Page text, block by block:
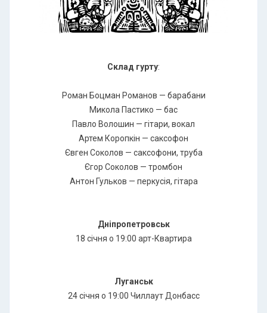
Склад гурту:
Роман Боцман Романов — барабани
Микола Пастико — бас
Павло Волошин — гітари, вокал
Артем Коропкін — саксофон
Євген Соколов — саксофони, труба
Єгор Соколов — тромбон
Антон Гульков — перкусія, гітара
Днiпропетровськ
18 січня о 19:00 арт-Квартира
Луганськ
24 сiчня о 19:00 Чиллаут Донбасс